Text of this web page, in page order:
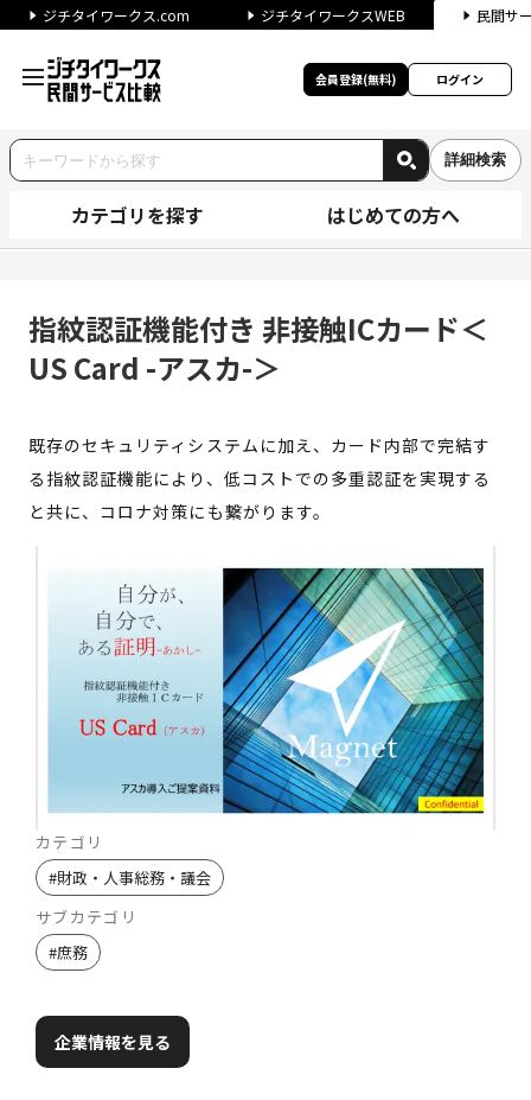
ジチタイワークス.com ジチタイワークスWEB 民間サ
会員登録(無料) ログイン
詳細検索
カテゴリを探す はじめての方へ
指紋認証機能付き 非接触ICカード＜
US Card -アスカ-＞
既存のセキュリティシステムに加え、カード内部で完結す
る指紋認証機能により、低コストでの多重認証を実現する
と共に、コロナ対策にも繋がります。
カテゴリ
#財政・人事総務・議会
サブカテゴリ
#庶務
企業情報を見る